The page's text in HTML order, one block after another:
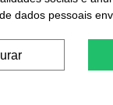
dados pessoais